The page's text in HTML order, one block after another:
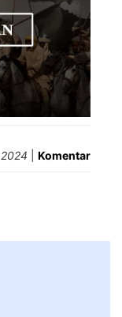
Komentar